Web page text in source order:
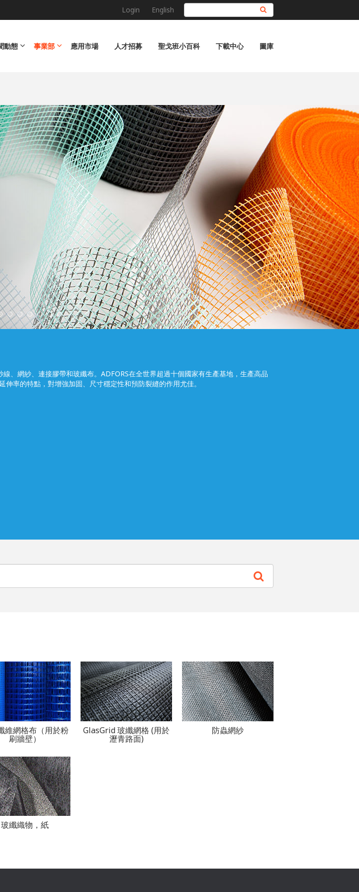
Login English
動態 事業部 應用市場 人才招募 聖戈班小百科 下載中心 圖庫
、網紗、連接膠帶和玻纖布。ADFORS在全世界超過十個國家有生產基地，生產高品
率的特點，對增強加固、尺寸穩定性和預防裂縫的作用尤佳。
維網格布（用於粉
刷牆壁）
GlasGrid 玻纖網格 (用於
瀝青路面)
防蟲網紗
玻纖織物，紙